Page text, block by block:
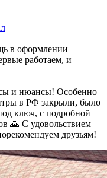
в оформлении
работаем, и
и нюансы! Особенно
в РФ закрыли, было
ключ, с подробной
🙏 С удовольствием
друзьям!